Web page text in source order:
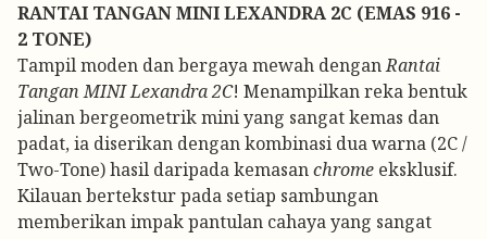
RANTAI TANGAN MINI LEXANDRA 2C (EMAS 916 -
2 TONE)
Tampil moden dan bergaya mewah denganRantai
Tangan MINI Lexandra 2C! Menampilkan reka bentuk
jalinan bergeometrik mini yang sangat kemas dan
padat, ia diserikan dengan kombinasi dua warna (2C /
Two-Tone) hasil daripada kemasanchrome eksklusif.
Kilauan bertekstur pada setiap sambungan
memberikan impak pantulan cahaya yang sangat